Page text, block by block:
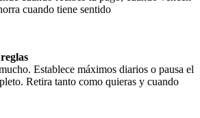
cuando tiene sentido
Establece máximos diarios o pausa el
Retira tanto como quieras y cuando